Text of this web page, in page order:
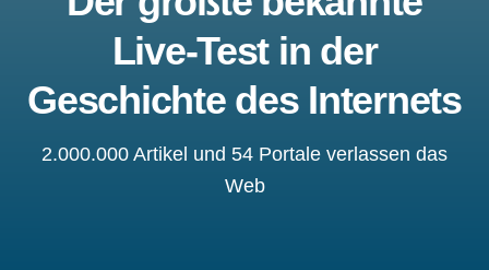
Live-Test in der
Geschichte des Internets
2.000.000 Artikel und 54 Portale verlassen das
Web